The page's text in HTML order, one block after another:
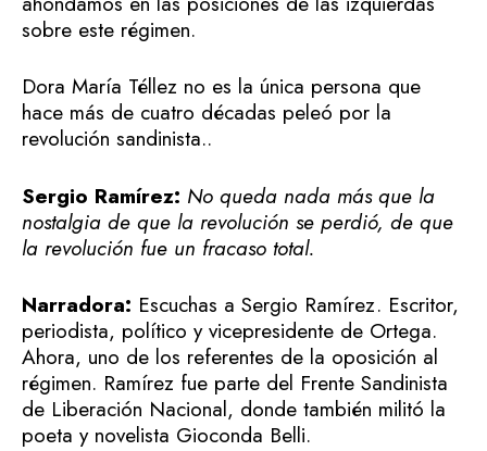
sobre este régimen.
Dora María Téllez no es la única persona que
hace más de cuatro décadas peleó por la
revolución sandinista..
Sergio Ramírez: No queda nada más que la
nostalgia de que la revolución se perdió, de que
la revolución fue un fracaso total.
Narradora: Escuchas a Sergio Ramírez. Escritor,
periodista, político y vicepresidente de Ortega.
Ahora, uno de los referentes de la oposición al
régimen. Ramírez fue parte del Frente Sandinista
de Liberación Nacional, donde también militó la
poeta y novelista Gioconda Belli.